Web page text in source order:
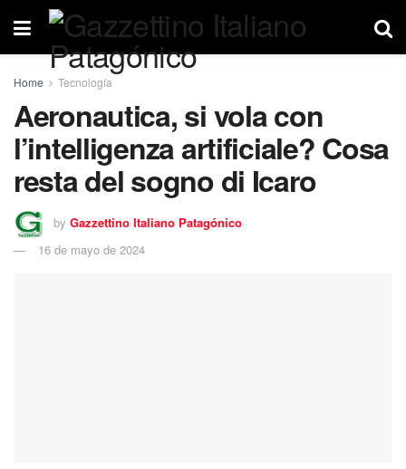
Home Tecnología
Aeronautica, si vola con
l’intelligenza artificiale? Cosa
resta del sogno di Icaro
by Gazzettino Italiano Patagónico
16 de mayo de 2024